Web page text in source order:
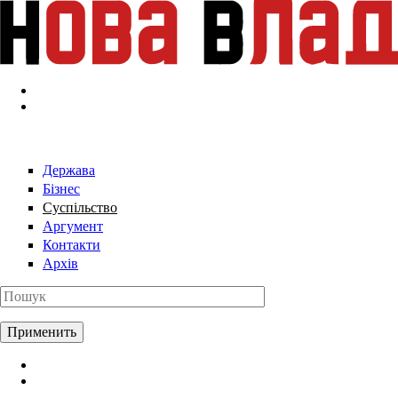
Перейти к основному содержанию
Держава
Бізнес
Суспільство
Аргумент
Контакти
Архів